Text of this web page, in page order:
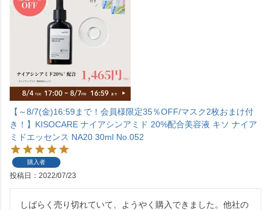
【～8/7(金)16:59まで！会員様限定35％OFF/マスク2枚おまけ付
き！】KISOCARE ナイアシンアミド 20%配合美容液 キソ ナイア
ミドエッセンス NA20 30ml No.052
購入者
投稿日 2022/07/23
しばらく売り切れていて、ようやく購入できました。他社の